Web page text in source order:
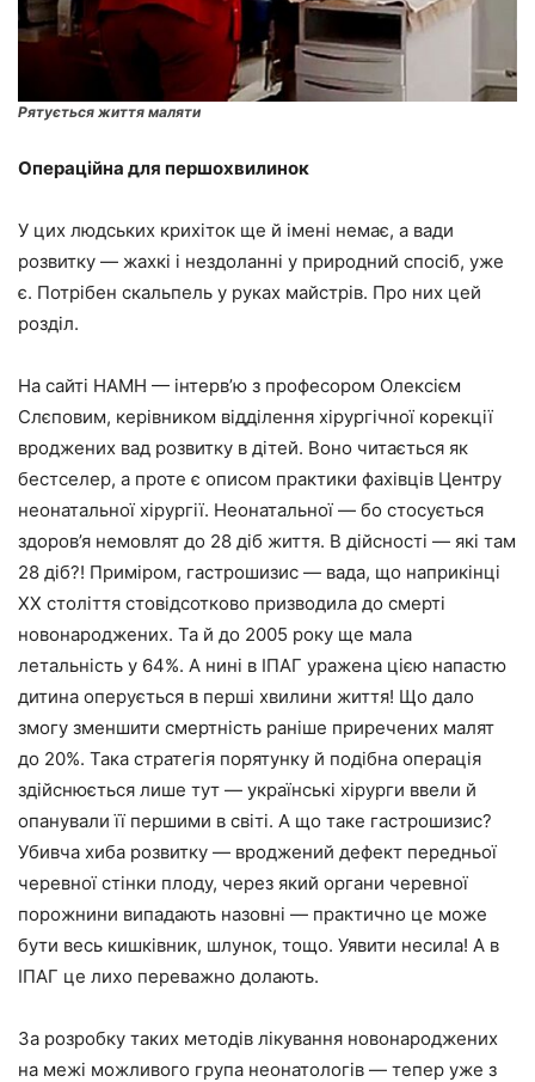
Рятується життя маляти
Операційна для першохвилинок
У цих людських крихіток ще й імені немає, а вади
розвитку — жахкі і нездоланні у природний спосіб, уже
є. Потрібен скальпель у руках майстрів. Про них цей
розділ.
На сайті НАМН — інтерв’ю з професором Олексієм
Слєповим, керівником відділення хірургічної корекції
вроджених вад розвитку в дітей. Воно читається як
бестселер, а проте є описом практики фахівців Центру
неонатальної хірургії. Неонатальної — бо стосується
здоров’я немовлят до 28 діб життя. В дійсності — які там
28 діб?! Приміром, гастрошизис — вада, що наприкінці
ХХ століття стовідсотково призводила до смерті
новонароджених. Та й до 2005 року ще мала
летальність у 64%. А нині в ІПАГ уражена цією напастю
дитина оперується в перші хвилини життя! Що дало
змогу зменшити смертність раніше приречених малят
до 20%. Така стратегія порятунку й подібна операція
здійснюється лише тут — українські хірурги ввели й
опанували її першими в світі. А що таке гастрошизис?
Убивча хиба розвитку — вроджений дефект передньої
черевної стінки плоду, через який органи черевної
порожнини випадають назовні — практично це може
бути весь кишківник, шлунок, тощо. Уявити несила! А в
ІПАГ це лихо переважно долають.
За розробку таких методів лікування новонароджених
на межі можливого група неонатологів — тепер уже з